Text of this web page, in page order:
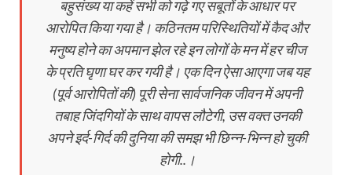
बहुसंख्य या कहें सभी को गढ़े गए सबूतों के आधार पर
आरोपित किया गया है। कठिनतम परिस्थितियों में कैद और
मनुष्य होने का अपमान झेल रहे इन लोगों के मन में हर चीज
के प्रति घृणा घर कर गयी है। एक दिन ऐसा आएगा जब यह
(पूर्व आरोपितों की) पूरी सेना सार्वजनिक जीवन में अपनी
तबाह जिंदगियों के साथ वापस लौटेगी, उस वक्त उनकी
अपने इर्द-गिर्द की दुनिया की समझ भी छिन्न-भिन्न हो चुकी
होगी..।